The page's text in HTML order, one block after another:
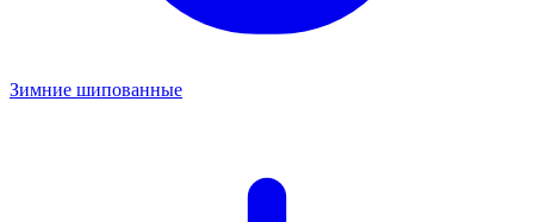
Зимние шипованные